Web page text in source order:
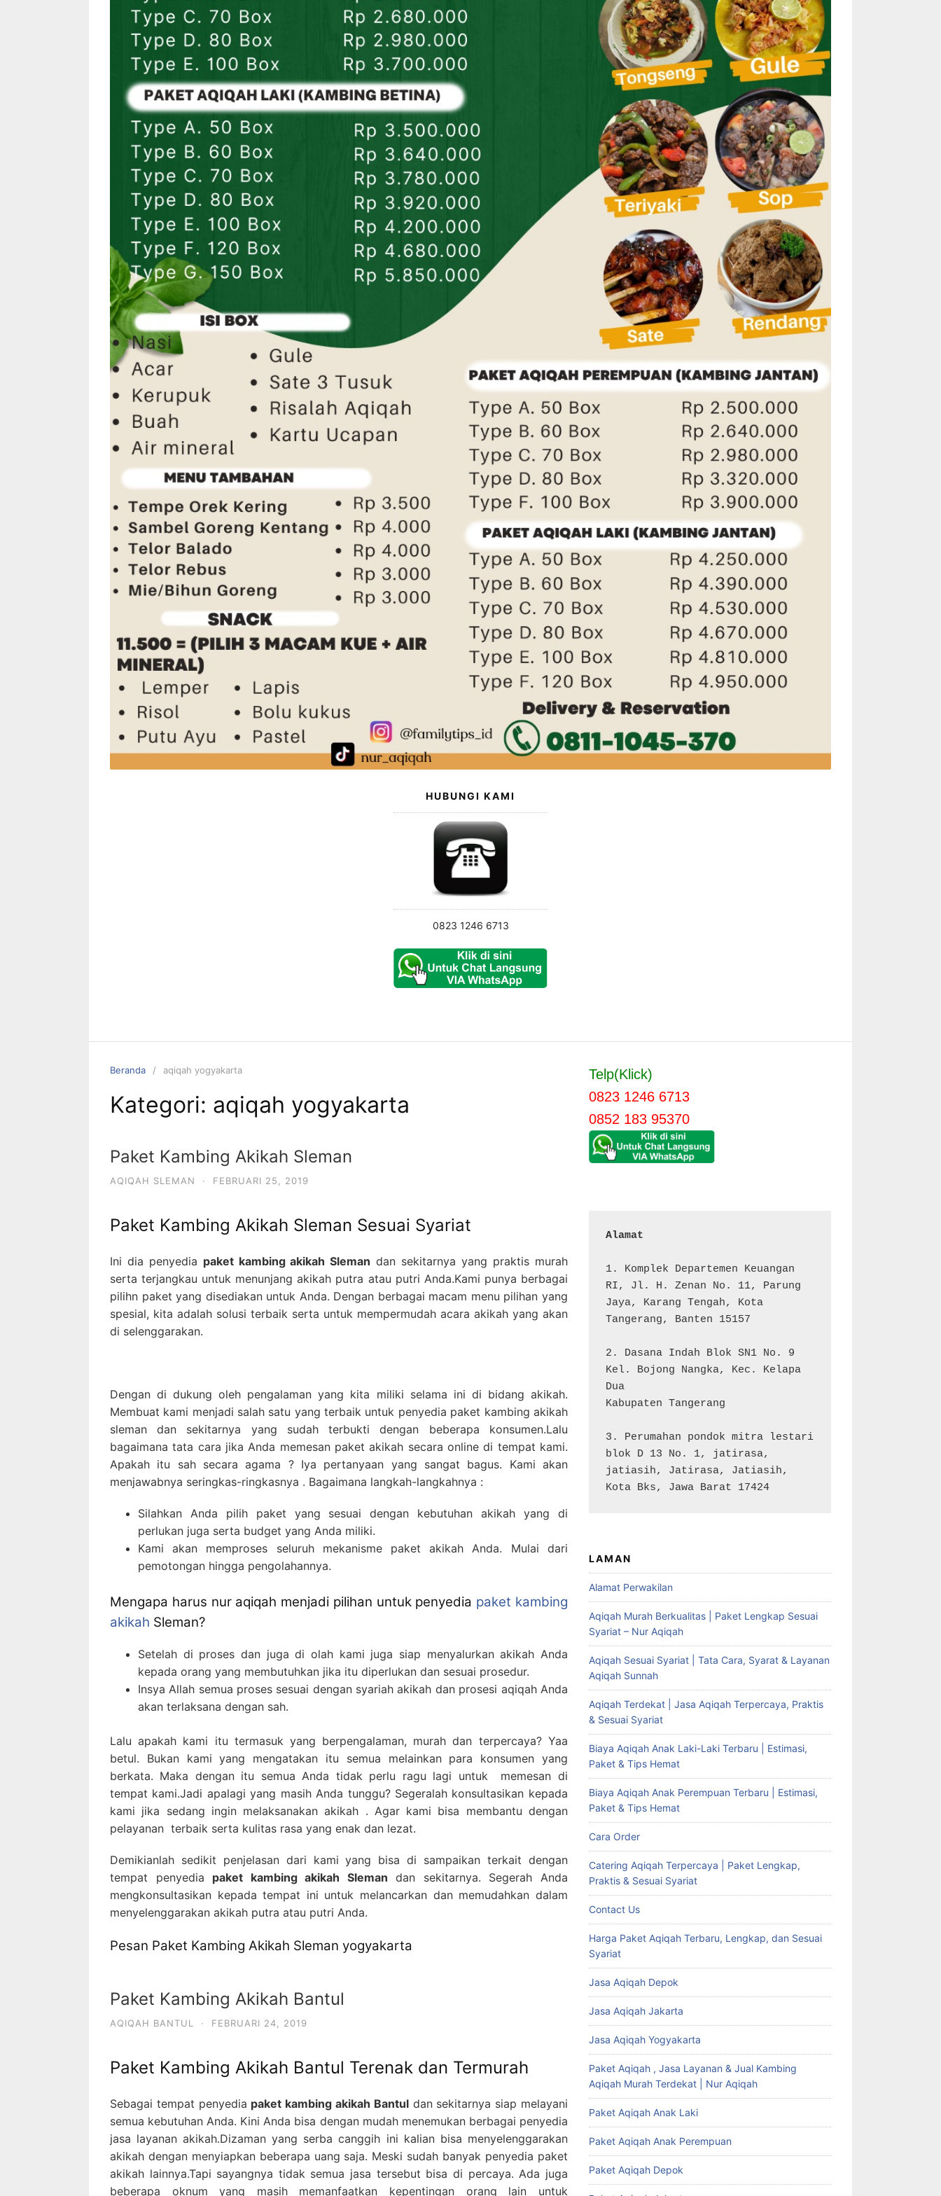
HUBUNGI KAMI
0823 1246 6713
Beranda aqiqah yogyakarta
Kategori: aqiqah yogyakarta
Paket Kambing Akikah Sleman
AQIQAH SLEMAN · FEBRUARI 25, 2019
Paket Kambing Akikah Sleman Sesuai Syariat
Ini dia penyedia paket kambing akikah Sleman dan sekitarnya yang praktis murah
serta terjangkau untuk menunjang akikah putra atau putri Anda.Kami punya berbagai
pilihn paket yang disediakan untuk Anda. Dengan berbagai macam menu pilihan yang
spesial, kita adalah solusi terbaik serta untuk mempermudah acara akikah yang akan
di selenggarakan.
Dengan di dukung oleh pengalaman yang kita miliki selama ini di bidang akikah.
Membuat kami menjadi salah satu yang terbaik untuk penyedia paket kambing akikah
sleman dan sekitarnya yang sudah terbukti dengan beberapa konsumen.Lalu
bagaimana tata cara jika Anda memesan paket akikah secara online di tempat kami.
Apakah itu sah secara agama ? Iya pertanyaan yang sangat bagus. Kami akan
menjawabnya seringkas-ringkasnya . Bagaimana langkah-langkahnya :
Silahkan Anda pilih paket yang sesuai dengan kebutuhan akikah yang di
perlukan juga serta budget yang Anda miliki.
Kami akan memproses seluruh mekanisme paket akikah Anda. Mulai dari
pemotongan hingga pengolahannya.
Mengapa harus nur aqiqah menjadi pilihan untuk penyedia paket kambing
akikah Sleman?
Setelah di proses dan juga di olah kami juga siap menyalurkan akikah Anda
kepada orang yang membutuhkan jika itu diperlukan dan sesuai prosedur.
Insya Allah semua proses sesuai dengan syariah akikah dan prosesi aqiqah Anda
akan terlaksana dengan sah.
Lalu apakah kami itu termasuk yang berpengalaman, murah dan terpercaya? Yaa
betul. Bukan kami yang mengatakan itu semua melainkan para konsumen yang
berkata. Maka dengan itu semua Anda tidak perlu ragu lagi untuk memesan di
tempat kami.Jadi apalagi yang masih Anda tunggu? Segeralah konsultasikan kepada
kami jika sedang ingin melaksanakan akikah . Agar kami bisa membantu dengan
pelayanan terbaik serta kulitas rasa yang enak dan lezat.
Demikianlah sedikit penjelasan dari kami yang bisa di sampaikan terkait dengan
tempat penyedia paket kambing akikah Sleman dan sekitarnya. Segerah Anda
mengkonsultasikan kepada tempat ini untuk melancarkan dan memudahkan dalam
menyelenggarakan akikah putra atau putri Anda.
Pesan Paket Kambing Akikah Sleman yogyakarta
Paket Kambing Akikah Bantul
AQIQAH BANTUL · FEBRUARI 24, 2019
Paket Kambing Akikah Bantul Terenak dan Termurah
Sebagai tempat penyedia paket kambing akikah Bantuldan sekitarnya siap melayani
semua kebutuhan Anda. Kini Anda bisa dengan mudah menemukan berbagai penyedia
jasa layanan akikah.Dizaman yang serba canggih ini kalian bisa menyelenggarakan
akikah dengan menyiapkan beberapa uang saja. Meski sudah banyak penyedia paket
akikah lainnya.Tapi sayangnya tidak semua jasa tersebut bisa di percaya. Ada juga
beberapa oknum yang masih memanfaatkan kepentingan orang lain untuk
Telp(Klick)
0823 1246 6713
0852 183 95370
Alamat
1. Komplek Departemen Keuangan
RI, Jl. H. Zenan No. 11, Parung
Jaya, Karang Tengah, Kota
Tangerang, Banten 15157
2. Dasana Indah Blok SN1 No. 9
Kel. Bojong Nangka, Kec. Kelapa
Dua
Kabupaten Tangerang
3. Perumahan pondok mitra lestari
blok D 13 No. 1, jatirasa,
jatiasih, Jatirasa, Jatiasih,
Kota Bks, Jawa Barat 17424
LAMAN
Alamat Perwakilan
Aqiqah Murah Berkualitas | Paket Lengkap Sesuai
Syariat – Nur Aqiqah
Aqiqah Sesuai Syariat | Tata Cara, Syarat & Layanan
Aqiqah Sunnah
Aqiqah Terdekat | Jasa Aqiqah Terpercaya, Praktis
& Sesuai Syariat
Biaya Aqiqah Anak Laki-Laki Terbaru | Estimasi,
Paket & Tips Hemat
Biaya Aqiqah Anak Perempuan Terbaru | Estimasi,
Paket & Tips Hemat
Cara Order
Catering Aqiqah Terpercaya | Paket Lengkap,
Praktis & Sesuai Syariat
Contact Us
Harga Paket Aqiqah Terbaru, Lengkap, dan Sesuai
Syariat
Jasa Aqiqah Depok
Jasa Aqiqah Jakarta
Jasa Aqiqah Yogyakarta
Paket Aqiqah , Jasa Layanan & Jual Kambing
Aqiqah Murah Terdekat | Nur Aqiqah
Paket Aqiqah Anak Laki
Paket Aqiqah Anak Perempuan
Paket Aqiqah Depok